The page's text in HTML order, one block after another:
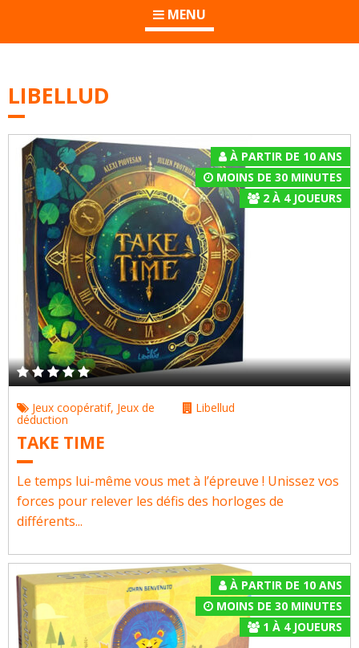
MENU
LIBELLUD
À PARTIR DE 10 ANS
MOINS DE 30 MINUTES
2À 4JOUEURS
Jeux coopératif, Jeux de
déduction
Libellud
TAKE TIME
Le temps lui-même vous met à l’épreuve ! Unissez vos
forces pour relever les défis des horloges de
différents...
À PARTIR DE 10 ANS
MOINS DE 30 MINUTES
1 À 4JOUEURS